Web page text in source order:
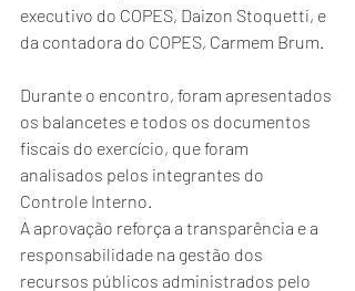
executivo do COPES, Daizon Stoquetti, e
da contadora do COPES, Carmem Brum.
Durante o encontro, foram apresentados
os balancetes e todos os documentos
fiscais do exercício, que foram
analisados pelos integrantes do
Controle Interno.
A aprovação reforça a transparência e a
responsabilidade na gestão dos
recursos públicos administrados pelo